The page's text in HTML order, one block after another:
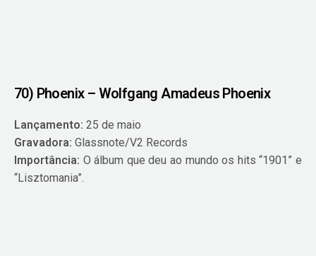
70) Phoenix – Wolfgang Amadeus Phoenix
Lançamento: 25 de maio
Gravadora: Glassnote/V2 Records
Importância: O álbum que deu ao mundo os hits “1901” e
“Lisztomania”.